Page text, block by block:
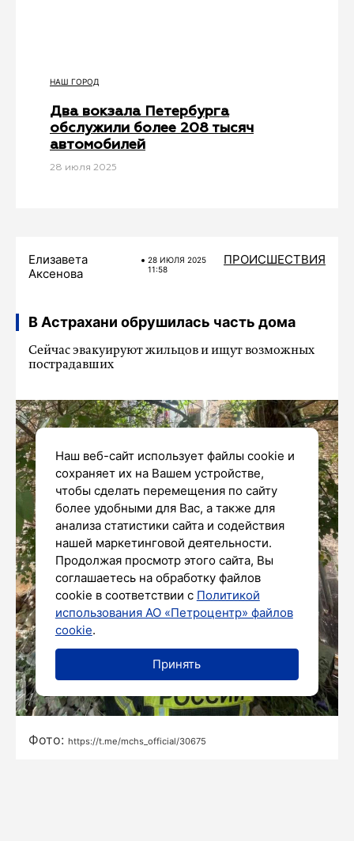
НАШ ГОРОД
Два вокзала Петербурга
обслужили более 208 тысяч
автомобилей
28 июля 2025
Елизавета
Аксенова
28 ИЮЛЯ 2025
11:58
ПРОИСШЕСТВИЯ
В Астрахани обрушилась часть дома
Сейчас эвакуируют жильцов и ищут возможных
пострадавших
Фото: https://t.me/mchs_official/30675
Наш веб-сайт использует файлы cookie и
сохраняет их на Вашем устройстве,
чтобы сделать перемещения по сайту
более удобными для Вас, а также для
анализа статистики сайта и содействия
нашей маркетинговой деятельности.
Продолжая просмотр этого сайта, Вы
соглашаетесь на обработку файлов
cookie в соответствии с Политикой
использования АО «Петроцентр» файлов
cookie.
Принять